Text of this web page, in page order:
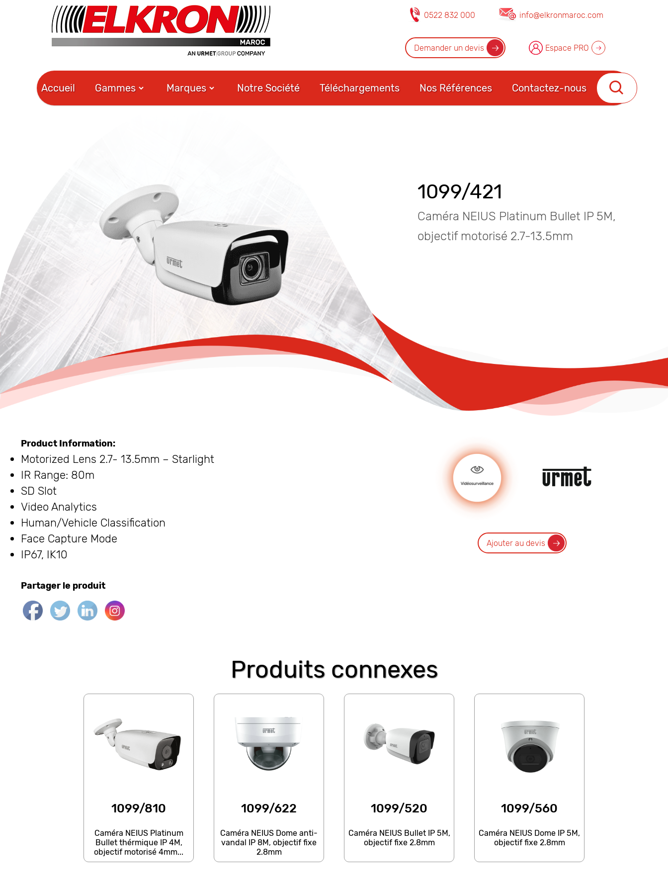
0522 832 000 info@elkronmaroc.com
Demander un devis Espace PRO
Accueil Gammes Marques Notre Société Téléchargements Nos Références Contactez-nous
1099/421
Caméra NEIUS Platinum Bullet IP 5M,
objectif motorisé 2.7-13.5mm
Product Information:
Motorized Lens 2.7- 13.5mm – Starlight
IR Range: 80m
SD Slot
Video Analytics
Human/Vehicle Classification
Face Capture Mode
IP67, IK10
Partager le produit
Ajouter au devis
Produits connexes
1099/810
Caméra NEIUS Platinum
Bullet thérmique IP 4M,
objectif motorisé 4mm...
1099/622
Caméra NEIUS Dome anti-
vandal IP 8M, objectif fixe
2.8mm
1099/520
Caméra NEIUS Bullet IP 5M,
objectif fixe 2.8mm
1099/560
Caméra NEIUS Dome IP 5M,
objectif fixe 2.8mm